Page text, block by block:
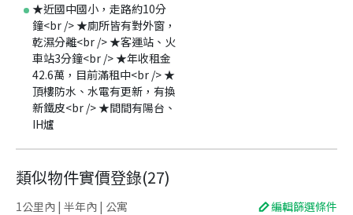
★近國中國小，走路約10分
鐘<br /> ★廁所皆有對外窗，
乾濕分離<br /> ★客運站、火
車站3分鐘<br /> ★年收租金
42.6萬，目前滿租中<br /> ★
頂樓防水、水電有更新，有換
新鐵皮<br /> ★間間有陽台、
IH爐
類似物件實價登錄(27)
1公里內 | 半年內 | 公寓 編輯篩選條件